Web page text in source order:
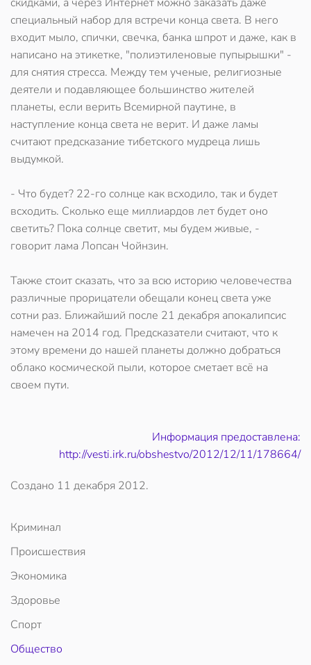
специальный набор для встречи конца света. В него
входит мыло, спички, свечка, банка шпрот и даже, как в
написано на этикетке, "полиэтиленовые пупырышки" -
для снятия стресса. Между тем ученые, религиозные
деятели и подавляющее большинство жителей
планеты, если верить Всемирной паутине, в
наступление конца света не верит. И даже ламы
считают предсказание тибетского мудреца лишь
выдумкой.
- Что будет? 22-го солнце как всходило, так и будет
всходить. Сколько еще миллиардов лет будет оно
светить? Пока солнце светит, мы будем живые, -
говорит лама Лопсан Чойнзин.
Также стоит сказать, что за всю историю человечества
различные прорицатели обещали конец света уже
сотни раз. Ближайший после 21 декабря апокалипсис
намечен на 2014 год. Предсказатели считают, что к
этому времени до нашей планеты должно добраться
облако космической пыли, которое сметает всё на
своем пути.
Информация предоставлена:
http://vesti.irk.ru/obshestvo/2012/12/11/178664/
Создано 11 декабря 2012.
Криминал
Происшествия
Экономика
Здоровье
Спорт
Общество